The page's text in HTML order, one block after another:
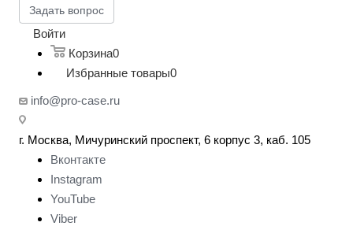
Задать вопрос
Войти
Корзина0
Избранные товары0
info@pro-case.ru
г. Москва, Мичуринский проспект, 6 корпус 3, каб. 105
Вконтакте
Instagram
YouTube
Viber